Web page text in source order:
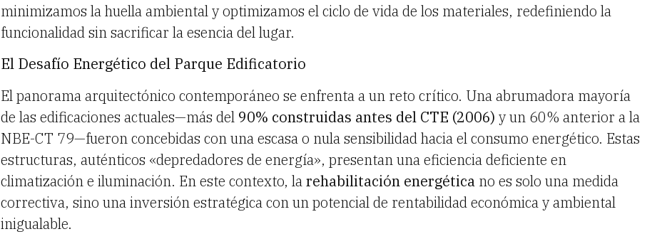
minimizamos la huella ambiental y optimizamos el ciclo de vida de los materiales, redefiniendo la
funcionalidad sin sacrificar la esencia del lugar.
El Desafío Energético del Parque Edificatorio
El panorama arquitectónico contemporáneo se enfrenta a un reto crítico. Una abrumadora mayoría
de las edificaciones actuales—más del 90% construidas antes del CTE (2006) y un 60% anterior a la
NBE-CT 79—fueron concebidas con una escasa o nula sensibilidad hacia el consumo energético. Estas
estructuras, auténticos «depredadores de energía», presentan una eficiencia deficiente en
climatización e iluminación. En este contexto, larehabilitación energética no es solo una medida
correctiva, sino una inversión estratégica con un potencial de rentabilidad económica y ambiental
inigualable.